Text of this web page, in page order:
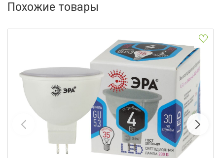
Похожие товары
Лампа светодиодная Эра GU5.3 4W 4000K LED MR16-4W-840-
GU5.3 Б0017747